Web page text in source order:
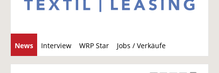
News Interview WRP Star Jobs / Verkäufe
u
c